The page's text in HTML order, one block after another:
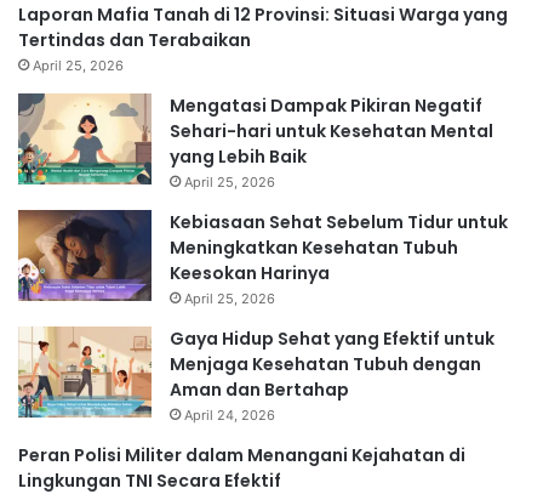
Laporan Mafia Tanah di 12 Provinsi: Situasi Warga yang
Tertindas dan Terabaikan
April 25, 2026
Mengatasi Dampak Pikiran Negatif
Sehari-hari untuk Kesehatan Mental
yang Lebih Baik
April 25, 2026
Kebiasaan Sehat Sebelum Tidur untuk
Meningkatkan Kesehatan Tubuh
Keesokan Harinya
April 25, 2026
Gaya Hidup Sehat yang Efektif untuk
Menjaga Kesehatan Tubuh dengan
Aman dan Bertahap
April 24, 2026
Peran Polisi Militer dalam Menangani Kejahatan di
Lingkungan TNI Secara Efektif